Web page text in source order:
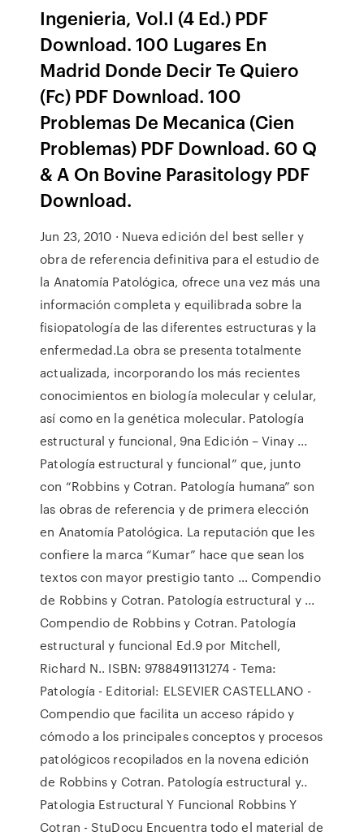
Ingenieria, Vol.I (4 Ed.) PDF
Download. 100 Lugares En
Madrid Donde Decir Te Quiero
(Fc) PDF Download. 100
Problemas De Mecanica (Cien
Problemas) PDF Download. 60 Q
& A On Bovine Parasitology PDF
Download.
Jun 23, 2010 · Nueva edición del best seller y
obra de referencia definitiva para el estudio de
la Anatomía Patológica, ofrece una vez más una
información completa y equilibrada sobre la
fisiopatología de las diferentes estructuras y la
enfermedad.La obra se presenta totalmente
actualizada, incorporando los más recientes
conocimientos en biología molecular y celular,
así como en la genética molecular. Patología
estructural y funcional, 9na Edición – Vinay ...
Patología estructural y funcional” que, junto
con “Robbins y Cotran. Patología humana” son
las obras de referencia y de primera elección
en Anatomía Patológica. La reputación que les
confiere la marca “Kumar” hace que sean los
textos con mayor prestigio tanto … Compendio
de Robbins y Cotran. Patología estructural y ...
Compendio de Robbins y Cotran. Patología
estructural y funcional Ed.9 por Mitchell,
Richard N.. ISBN: 9788491131274 - Tema:
Patología - Editorial: ELSEVIER CASTELLANO -
Compendio que facilita un acceso rápido y
cómodo a los principales conceptos y procesos
patológicos recopilados en la novena edición
de Robbins y Cotran. Patología estructural y..
Patologia Estructural Y Funcional Robbins Y
Cotran - StuDocu Encuentra todo el material de